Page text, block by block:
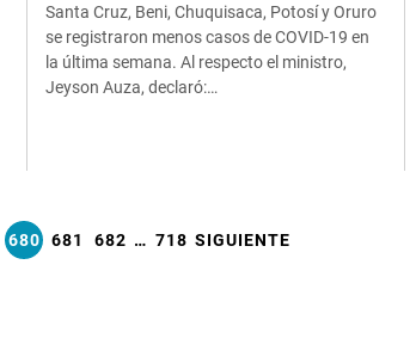
Santa Cruz, Beni, Chuquisaca, Potosí y Oruro
se registraron menos casos de COVID-19 en
la última semana. Al respecto el ministro,
Jeyson Auza, declaró:…
680 681 682 … 718 SIGUIENTE